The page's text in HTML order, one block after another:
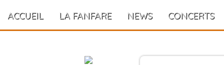
ACCUEIL LA FANFARE NEWS CONCERTS